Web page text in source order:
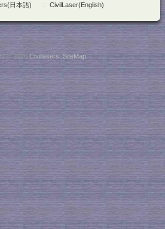
日本語) :: CivilLaser(English)
© 2026 Civillasers SiteMap